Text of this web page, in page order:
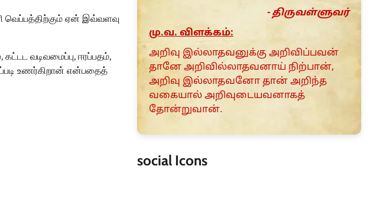
வெப்பத்திற்கும் ஏன் இவ்வளவு
வடிவமைப்பு, ஈரப்பதம்,
உணர்கிறான் என்பதைத்
- திருவள்ளுவர்
மு.வ. விளக்கம்:
அறிவு இல்லாதவனுக்கு அறிவிப்பவன்
தானே அறிவில்லாதவனாய் நிற்பான்,
அறிவு இல்லாதவனோ தான் அறிந்த
வகையால் அறிவுடையவனாகத்
தோன்றுவான்.
social Icons